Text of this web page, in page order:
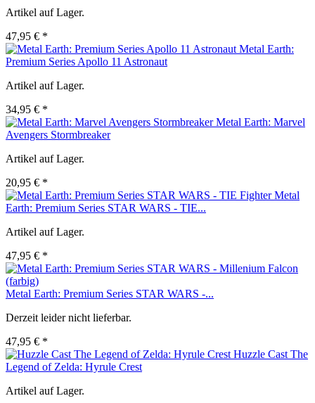
Artikel auf Lager.
47,95 € *
Metal Earth:
Premium Series Apollo 11 Astronaut
Artikel auf Lager.
34,95 € *
Metal Earth: Marvel
Avengers Stormbreaker
Artikel auf Lager.
20,95 € *
Metal
Earth: Premium Series STAR WARS - TIE...
Artikel auf Lager.
47,95 € *
Metal Earth: Premium Series STAR WARS -...
Derzeit leider nicht lieferbar.
47,95 € *
Huzzle Cast The
Legend of Zelda: Hyrule Crest
Artikel auf Lager.